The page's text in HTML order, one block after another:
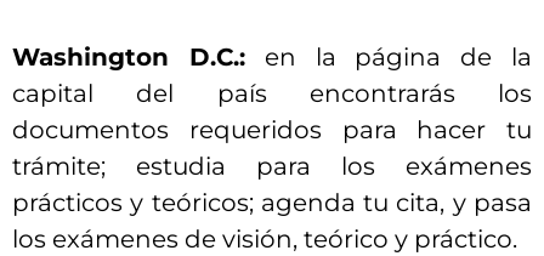
Washington D.C.:en la página de la
capital del país encontrarás los
documentos requeridos para hacer tu
trámite; estudia para los exámenes
prácticos y teóricos; agenda tu cita, y pasa
los exámenes de visión, teórico y práctico.